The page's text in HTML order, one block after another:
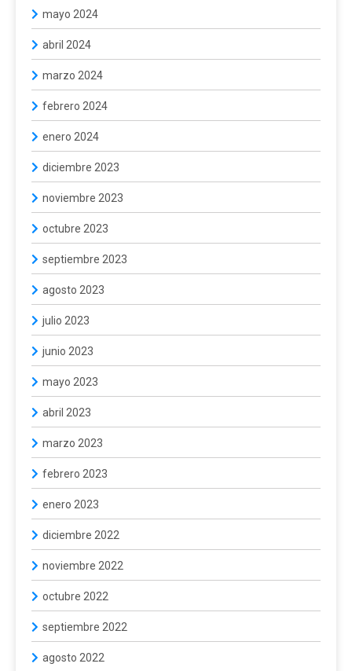
mayo 2024
abril 2024
marzo 2024
febrero 2024
enero 2024
diciembre 2023
noviembre 2023
octubre 2023
septiembre 2023
agosto 2023
julio 2023
junio 2023
mayo 2023
abril 2023
marzo 2023
febrero 2023
enero 2023
diciembre 2022
noviembre 2022
octubre 2022
septiembre 2022
agosto 2022